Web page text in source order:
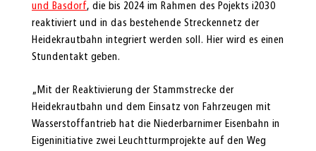
und Basdorf, die bis 2024 im Rahmen des Pojekts i2030
reaktiviert und in das bestehende Streckennetz der
Heidekrautbahn integriert werden soll. Hier wird es einen
Stundentakt geben.
„Mit der Reaktivierung der Stammstrecke der
Heidekrautbahn und dem Einsatz von Fahrzeugen mit
Wasserstoffantrieb hat die Niederbarnimer Eisenbahn in
Eigeninitiative zwei Leuchtturmprojekte auf den Weg